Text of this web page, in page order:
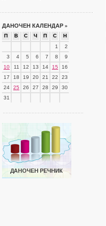
ДАНОЧЕН КАЛЕНДАР »
П В С Ч П С
Н
1
2
3
4 5 6 7 8
9
10
11 12 13 14 15
16
17
18 19 20 21 22
23
24
25 26 27 28 29
30
31